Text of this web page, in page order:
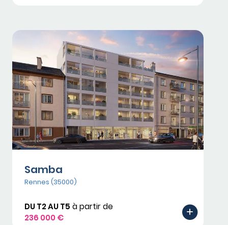
Samba
Rennes (35000)
DU T2 AU T5 à partir de
236 000 €